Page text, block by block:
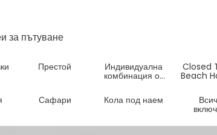
за пътуване
Престой Индивидуална
комбинация от
Closed
Beach
Сафари Кола под наем